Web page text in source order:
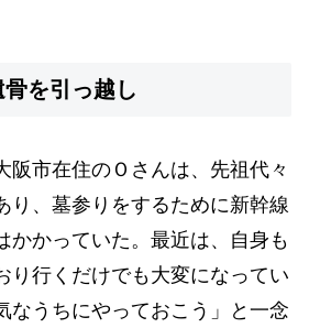
を引っ越し
市在住のＯさんは、先祖代々
り、墓参りをするために新幹線
かかっていた。最近は、自身も
り行くだけでも大変になってい
なうちにやっておこう」と一念